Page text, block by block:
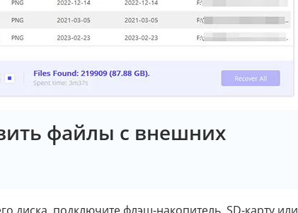
файлы с внешних